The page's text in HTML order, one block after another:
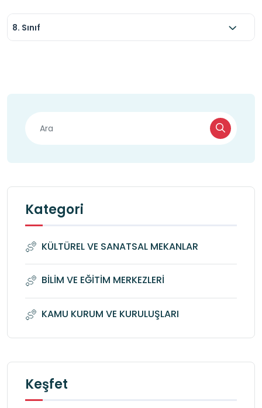
8. Sınıf
Kategori
KÜLTÜREL VE SANATSAL MEKANLAR
BİLİM VE EĞİTİM MERKEZLERİ
KAMU KURUM VE KURULUŞLARI
Keşfet